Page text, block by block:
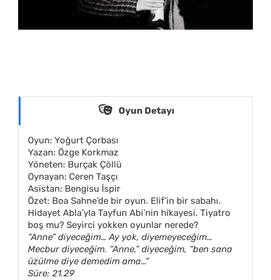
Oyun Detayı
Oyun: Yoğurt Çorbası
Yazan: Özge Korkmaz
Yöneten: Burçak Çöllü
Oynayan: Ceren Taşçı
Asistan: Bengisu İspir
Özet: Boa Sahne’de bir oyun. Elif’in bir sabahı.
Hidayet Abla’yla Tayfun Abi’nin hikayesi. Tiyatro
boş mu? Seyirci yokken oyunlar nerede?
“Anne” diyeceğim… Ay yok, diyemeyeceğim…
Mecbur diyeceğim. “Anne,” diyeceğim, “ben sana
üzülme diye demedim ama…”
Süre: 21.29